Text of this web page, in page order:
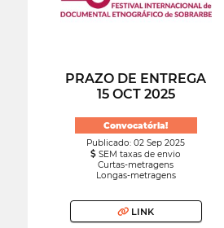
PRAZO DE ENTREGA
15 OCT 2025
Convocatória!
Publicado: 02 Sep 2025
SEM taxas de envio
Curtas-metragens
Longas-metragens
LINK